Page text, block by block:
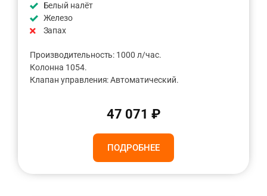
Белый налёт
Железо
Запах
Производительность: 1000 л/час.
Колонна 1054.
Клапан управления: Автоматический.
47 071 ₽
ПОДРОБНЕЕ